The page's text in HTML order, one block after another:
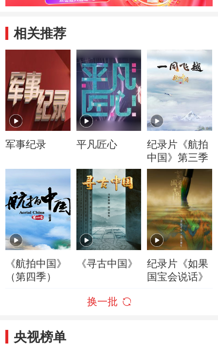
相关推荐
军事纪录 平凡匠心
纪录片《航拍
中国》第三季
《航拍中国》
（第四季）
《寻古中国》
纪录片《如果
国宝会说话》
换一批
央视榜单